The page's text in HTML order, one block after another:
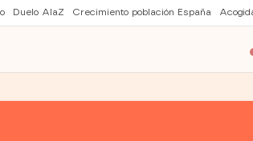
Duelo AlaZ Crecimiento población España